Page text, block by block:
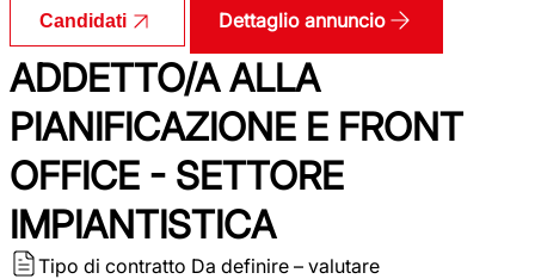
Candidati Dettaglio annuncio
ADDETTO/A ALLA
PIANIFICAZIONE E FRONT
OFFICE - SETTORE
IMPIANTISTICA
Tipo di contratto Da definire – valutare